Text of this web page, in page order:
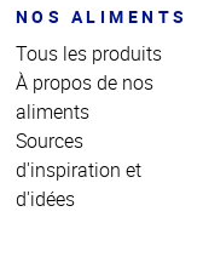
NOS ALIMENTS
Tous les produits
À propos de nos
aliments
Sources
d'inspiration et
d'idées